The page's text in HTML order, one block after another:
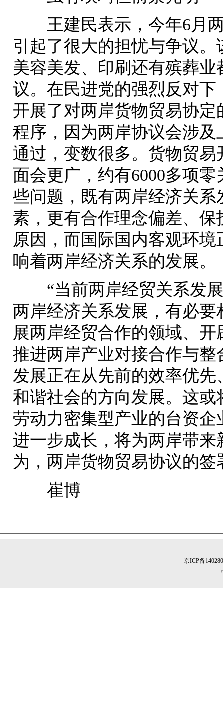
王建民表示，今年6月两
引起了很大的担忧与争议
美容美发、印刷还有殡葬
议。在民进党的强烈反对
开展了对两岸货物贸易协
程序，因为两岸协议会涉
通过，变数很多。货物贸
面会更广，约有6000多项
些问题，既有两岸经济关
素，更有合作理念偏差、
原因，而国际国内客观环
响着两岸经济关系的发展。
“当前两岸经贸关系发展
两岸经济关系发展，有必
展两岸经贸合作的领域、
推进两岸产业对接合作与整
发展正在从先前的效率优
和谐社会的方向发展。这
劳动力密集型产业的台资
进一步成长，将为两岸带
为，两岸货物贸易协议的
崔博
京ICP备